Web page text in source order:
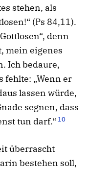
stehen, als
(Ps 84,11).
denn
mein eigenes
Ich bedaure,
fehlte: „Wenn er
lassen würde,
segnen, dass
tun darf.“ 10
überrascht
bestehen soll,